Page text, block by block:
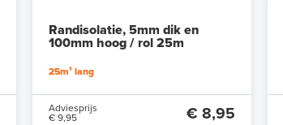
Randisolatie, 5mm dik en
100mm hoog / rol 25m
25m¹ lang
Adviesprijs
€ 9,95
€ 8,95